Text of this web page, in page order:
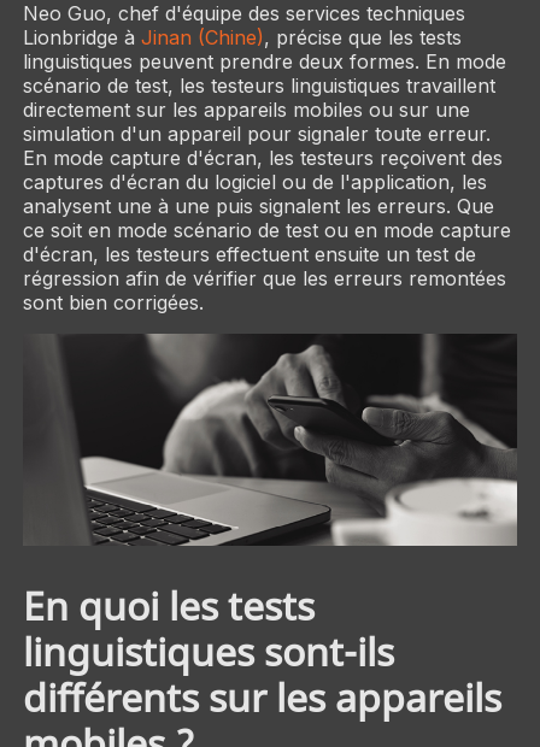
Neo Guo, chef d'équipe des services techniques
Lionbridge à Jinan (Chine), précise que les tests
linguistiques peuvent prendre deux formes. En mode
scénario de test, les testeurs linguistiques travaillent
directement sur les appareils mobiles ou sur une
simulation d'un appareil pour signaler toute erreur.
En mode capture d'écran, les testeurs reçoivent des
captures d'écran du logiciel ou de l'application, les
analysent une à une puis signalent les erreurs. Que
ce soit en mode scénario de test ou en mode capture
d'écran, les testeurs effectuent ensuite un test de
régression afin de vérifier que les erreurs remontées
sont bien corrigées.
En quoi les tests
linguistiques sont-ils
différents sur les appareils